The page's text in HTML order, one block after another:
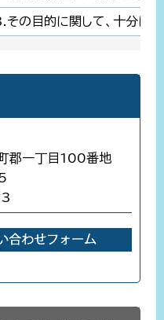
その目的に関して、十分に
郡一丁目100番地